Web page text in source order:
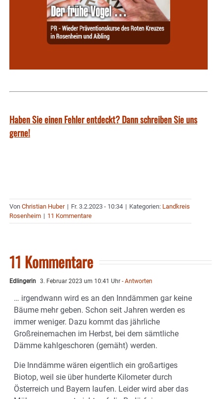
Haben Sie einen Fehler entdeckt? Dann schreiben Sie uns
gerne!
Von Christian Huber | Fr. 3.2.2023 - 10:34 | Kategorien: Landkreis
Rosenheim | 11 Kommentare
11 Kommentare
Edlingerin 3. Februar 2023 um 10:41 Uhr - Antworten
… irgendwann wird es an den Inndämmen gar keine
Bäume mehr geben. Schon seit Jahren werden es
immer weniger. Dazu kommt das jährliche
Großreinemachen im Herbst, bei dem sämtliche
Dämme kahlgeschoren (gemäht) werden.
Die Inndämme wären eigentlich ein großartiges
Biotop, weil sie über hunderte Kilometer durch
Österreich und Bayern laufen. Leider wird aber das